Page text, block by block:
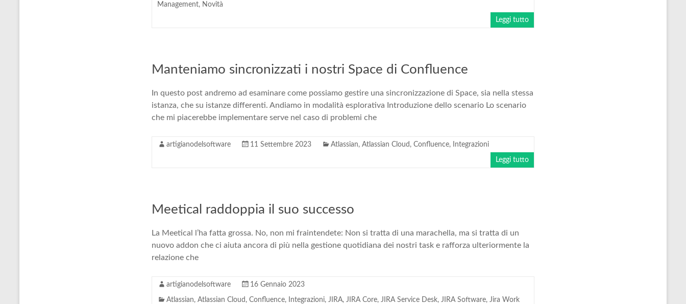
Management, Novità
Leggi tutto
Manteniamo sincronizzati i nostri Space di Confluence
In questo post andremo ad esaminare come possiamo gestire una sincronizzazione di Space, sia nella stessa
istanza, che su istanze differenti. Andiamo in modalità esplorativa Introduzione dello scenario Lo scenario
che mi piacerebbe implementare serve nel caso di problemi che
artigianodelsoftware 11 Settembre 2023 Atlassian, Atlassian Cloud , Confluence, Integrazioni
Leggi tutto
Meetical raddoppia il suo successo
La Meetical l’ha fatta grossa. No, non mi fraintendete: Non si tratta di una marachella, ma si tratta di un
nuovo addon che ci aiuta ancora di più nella gestione quotidiana dei nostri task e rafforza ulteriormente la
relazione che
artigianodelsoftware 16 Gennaio 2023
Atlassian, Atlassian Cloud , Confluence, Integrazioni, JIRA, JIRA Core, JIRA Service Desk, JIRA Software, Jira Work